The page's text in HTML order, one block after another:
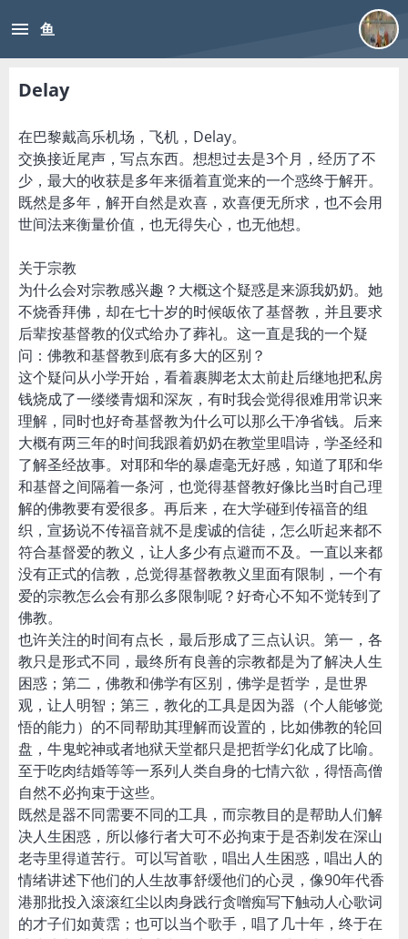
menu 鱼
Delay
在巴黎戴高乐机场，飞机，Delay。
交换接近尾声，写点东西。想想过去是3个月，经历了不
少，最大的收获是多年来循着直觉来的一个惑终于解开。
既然是多年，解开自然是欢喜，欢喜便无所求，也不会用
世间法来衡量价值，也无得失心，也无他想。
关于宗教
为什么会对宗教感兴趣？大概这个疑惑是来源我奶奶。她
不烧香拜佛，却在七十岁的时候皈依了基督教，并且要求
后辈按基督教的仪式给办了葬礼。这一直是我的一个疑
问：佛教和基督教到底有多大的区别？
这个疑问从小学开始，看着裹脚老太太前赴后继地把私房
钱烧成了一缕缕青烟和深灰，有时我会觉得很难用常识来
理解，同时也好奇基督教为什么可以那么干净省钱。后来
大概有两三年的时间我跟着奶奶在教堂里唱诗，学圣经和
了解圣经故事。对耶和华的暴虐毫无好感，知道了耶和华
和基督之间隔着一条河，也觉得基督教好像比当时自己理
解的佛教要有爱很多。再后来，在大学碰到传福音的组
织，宣扬说不传福音就不是虔诚的信徒，怎么听起来都不
符合基督爱的教义，让人多少有点避而不及。一直以来都
没有正式的信教，总觉得基督教教义里面有限制，一个有
爱的宗教怎么会有那么多限制呢？好奇心不知不觉转到了
佛教。
也许关注的时间有点长，最后形成了三点认识。第一，各
教只是形式不同，最终所有良善的宗教都是为了解决人生
困惑；第二，佛教和佛学有区别，佛学是哲学，是世界
观，让人明智；第三，教化的工具是因为器（个人能够觉
悟的能力）的不同帮助其理解而设置的，比如佛教的轮回
盘，牛鬼蛇神或者地狱天堂都只是把哲学幻化成了比喻。
至于吃肉结婚等等一系列人类自身的七情六欲，得悟高僧
自然不必拘束于这些。
既然是器不同需要不同的工具，而宗教目的是帮助人们解
决人生困惑，所以修行者大可不必拘束于是否剃发在深山
老寺里得道苦行。可以写首歌，唱出人生困惑，唱出人的
情绪讲述下他们的人生故事舒缓他们的心灵，像90年代香
港那批投入滚滚红尘以肉身践行贪噌痴写下触动人心歌词
的才子们如黄霑；也可以当个歌手，唱了几十年，终于在